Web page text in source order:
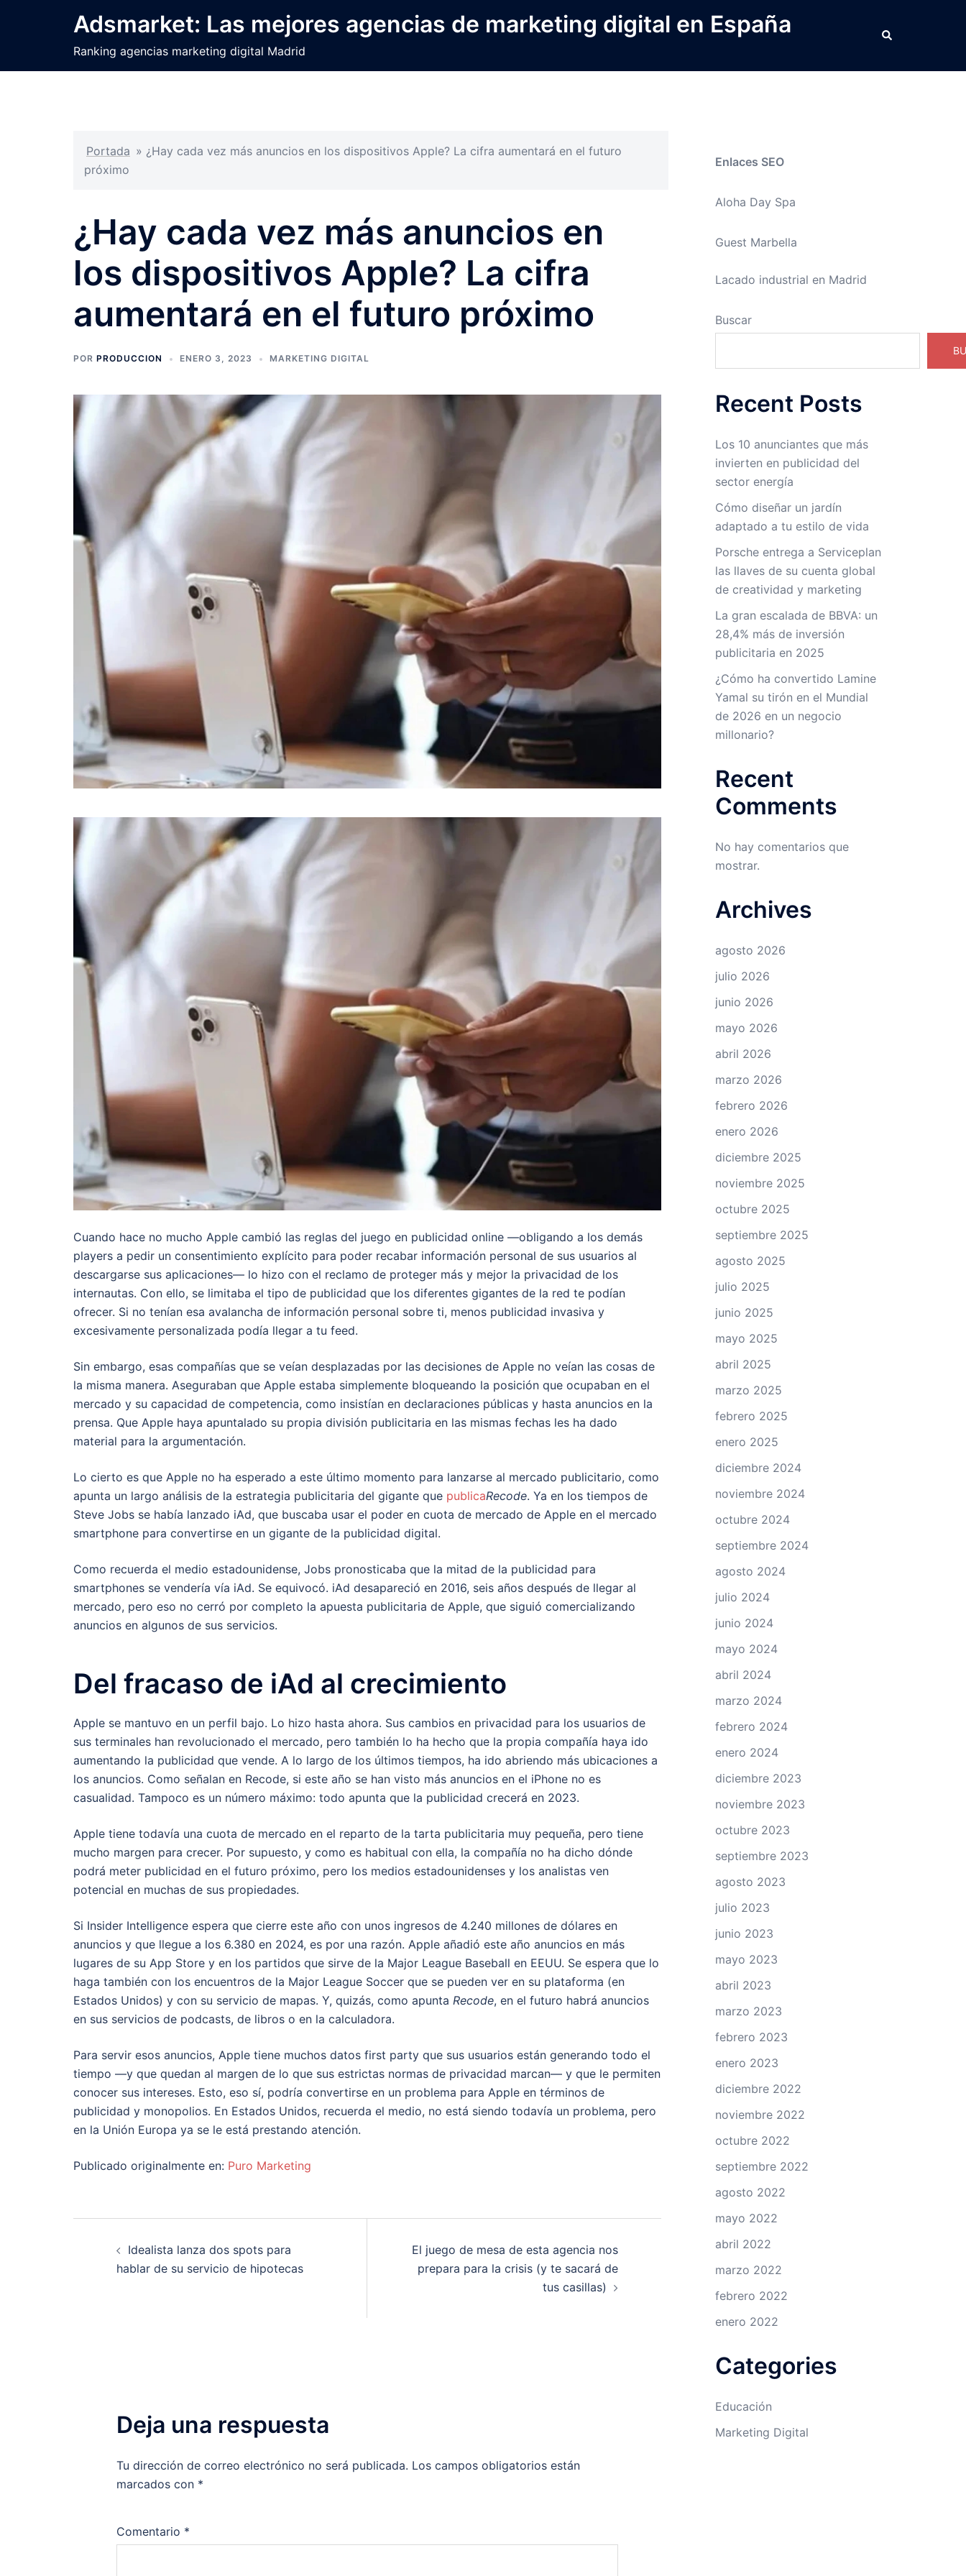
Adsmarket: Las mejores agencias de marketing digital en España
Ranking agencias marketing digital Madrid
Buscar
Portada » ¿Hay cada vez más anuncios en los dispositivos Apple? La cifra aumentará en el futuro
próximo
¿Hay cada vez más anuncios en
los dispositivos Apple? La cifra
aumentará en el futuro próximo
POR PRODUCCION ENERO 3, 2023 MARKETING DIGITAL
Cuando hace no mucho Apple cambió las reglas del juego en publicidad online —obligando a los demás
players a pedir un consentimiento explícito para poder recabar información personal de sus usuarios al
descargarse sus aplicaciones— lo hizo con el reclamo de proteger más y mejor la privacidad de los
internautas. Con ello, se limitaba el tipo de publicidad que los diferentes gigantes de la red te podían
ofrecer. Si no tenían esa avalancha de información personal sobre ti, menos publicidad invasiva y
excesivamente personalizada podía llegar a tu feed.
Sin embargo, esas compañías que se veían desplazadas por las decisiones de Apple no veían las cosas de
la misma manera. Aseguraban que Apple estaba simplemente bloqueando la posición que ocupaban en el
mercado y su capacidad de competencia, como insistían en declaraciones públicas y hasta anuncios en la
prensa. Que Apple haya apuntalado su propia división publicitaria en las mismas fechas les ha dado
material para la argumentación.
Lo cierto es que Apple no ha esperado a este último momento para lanzarse al mercado publicitario, como
apunta un largo análisis de la estrategia publicitaria del gigante que publicaRecode. Ya en los tiempos de
Steve Jobs se había lanzado iAd, que buscaba usar el poder en cuota de mercado de Apple en el mercado
smartphone para convertirse en un gigante de la publicidad digital.
Como recuerda el medio estadounidense, Jobs pronosticaba que la mitad de la publicidad para
smartphones se vendería vía iAd. Se equivocó. iAd desapareció en 2016, seis años después de llegar al
mercado, pero eso no cerró por completo la apuesta publicitaria de Apple, que siguió comercializando
anuncios en algunos de sus servicios.
Del fracaso de iAd al crecimiento
Apple se mantuvo en un perfil bajo. Lo hizo hasta ahora. Sus cambios en privacidad para los usuarios de
sus terminales han revolucionado el mercado, pero también lo ha hecho que la propia compañía haya ido
aumentando la publicidad que vende. A lo largo de los últimos tiempos, ha ido abriendo más ubicaciones a
los anuncios. Como señalan en Recode, si este año se han visto más anuncios en el iPhone no es
casualidad. Tampoco es un número máximo: todo apunta que la publicidad crecerá en 2023.
Apple tiene todavía una cuota de mercado en el reparto de la tarta publicitaria muy pequeña, pero tiene
mucho margen para crecer. Por supuesto, y como es habitual con ella, la compañía no ha dicho dónde
podrá meter publicidad en el futuro próximo, pero los medios estadounidenses y los analistas ven
potencial en muchas de sus propiedades.
Si Insider Intelligence espera que cierre este año con unos ingresos de 4.240 millones de dólares en
anuncios y que llegue a los 6.380 en 2024, es por una razón. Apple añadió este año anuncios en más
lugares de su App Store y en los partidos que sirve de la Major League Baseball en EEUU. Se espera que lo
haga también con los encuentros de la Major League Soccer que se pueden ver en su plataforma (en
Estados Unidos) y con su servicio de mapas. Y, quizás, como apunta Recode, en el futuro habrá anuncios
en sus servicios de podcasts, de libros o en la calculadora.
Para servir esos anuncios, Apple tiene muchos datos first party que sus usuarios están generando todo el
tiempo —y que quedan al margen de lo que sus estrictas normas de privacidad marcan— y que le permiten
conocer sus intereses. Esto, eso sí, podría convertirse en un problema para Apple en términos de
publicidad y monopolios. En Estados Unidos, recuerda el medio, no está siendo todavía un problema, pero
en la Unión Europa ya se le está prestando atención.
Publicado originalmente en: Puro Marketing
Idealista lanza dos spots para
hablar de su servicio de hipotecas
El juego de mesa de esta agencia nos
prepara para la crisis (y te sacará de
tus casillas)
Deja una respuesta
Tu dirección de correo electrónico no será publicada. Los campos obligatorios están
marcados con *
Comentario *
Enlaces SEO
Aloha Day Spa
Guest Marbella
Lacado industrial en Madrid
Buscar
Recent Posts
Los 10 anunciantes que más
invierten en publicidad del
sector energía
Cómo diseñar un jardín
adaptado a tu estilo de vida
Porsche entrega a Serviceplan
las llaves de su cuenta global
de creatividad y marketing
La gran escalada de BBVA: un
28,4% más de inversión
publicitaria en 2025
¿Cómo ha convertido Lamine
Yamal su tirón en el Mundial
de 2026 en un negocio
millonario?
Recent
Comments
No hay comentarios que
mostrar.
Archives
agosto 2026
julio 2026
junio 2026
mayo 2026
abril 2026
marzo 2026
febrero 2026
enero 2026
diciembre 2025
noviembre 2025
octubre 2025
septiembre 2025
agosto 2025
julio 2025
junio 2025
mayo 2025
abril 2025
marzo 2025
febrero 2025
enero 2025
diciembre 2024
noviembre 2024
octubre 2024
septiembre 2024
agosto 2024
julio 2024
junio 2024
mayo 2024
abril 2024
marzo 2024
febrero 2024
enero 2024
diciembre 2023
noviembre 2023
octubre 2023
septiembre 2023
agosto 2023
julio 2023
junio 2023
mayo 2023
abril 2023
marzo 2023
febrero 2023
enero 2023
diciembre 2022
noviembre 2022
octubre 2022
septiembre 2022
agosto 2022
mayo 2022
abril 2022
marzo 2022
febrero 2022
enero 2022
Categories
Educación
Marketing Digital